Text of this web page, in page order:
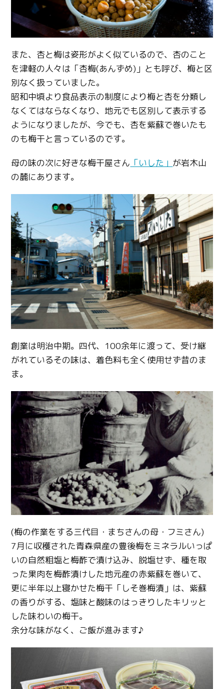
また、杏と梅は姿形がよく似ているので、杏のこと
を津軽の人々は「杏梅(あんずめ)」とも呼び、梅と区
別なく扱っていました。
昭和中頃より食品表示の制度により梅と杏を分類し
なくてはならなくなり、地元でも区別して表示する
ようになりましたが、今でも、杏を紫蘇で巻いたも
のも梅干と言っているのです。
母の味の次に好きな梅干屋さん 「いした」 が岩木山
の麓にあります。
創業は明治中期。四代、100余年に渡って、受け継
がれているその味は、着色料も全く使用せず昔のま
ま。
(梅の作業をする三代目・まちさんの母・フミさん)
7月に収穫された青森県産の豊後梅をミネラルいっぱ
いの自然粗塩と梅酢で漬け込み、脱塩せず、種を取
った果肉を梅酢漬けした地元産の赤紫蘇を巻いて、
更に半年以上寝かせた梅干「しそ巻梅漬」は、紫蘇
の香りがする、塩味と酸味のはっきりしたキリッと
した味わいの梅干。
余分な味がなく、ご飯が進みます♪